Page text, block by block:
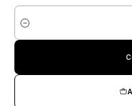
Cantidad